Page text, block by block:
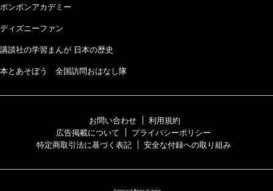
ボンボンアカデミー
ディズニーファン
講談社の学習まんが 日本の歴史
本とあそぼう 全国訪問おはなし隊
お問い合わせ
利用規約
広告掲載について
プライバシーポリシー
特定商取引法に基づく表記
安全な付録への取り組み